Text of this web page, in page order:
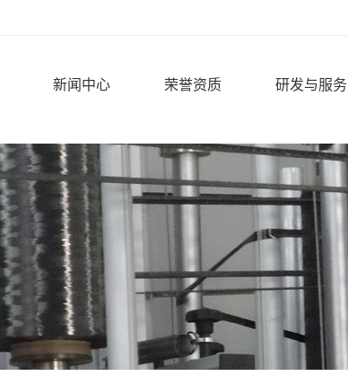
新闻中心 荣誉资质 研发与服务